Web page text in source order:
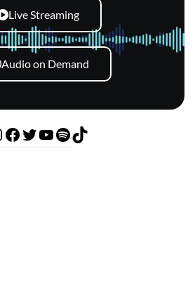
Live Streaming
Audio on Demand